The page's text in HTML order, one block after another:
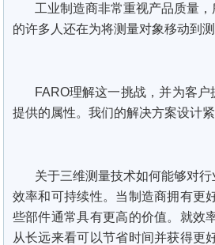
工业制造商非常重视产品质量
的许多人还在为将测量对象移动到
FARO理解这一挑战，并为客
提供的属性。我们的解决方案设计
关于三维测量技术如何能够对
效率和可持续性。当制造商拥有更
些部件通常具有更高的价值。就效
从长远来看可以节省时间并获得更